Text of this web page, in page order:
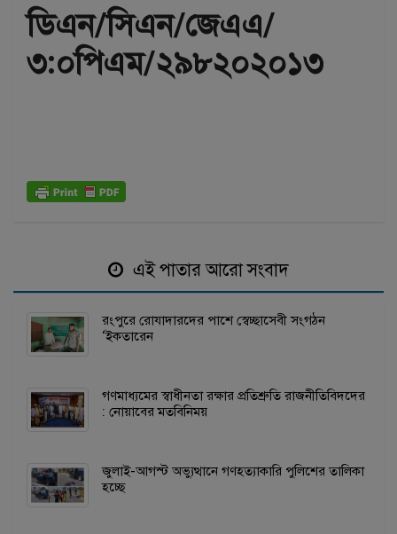
ডিএন/সিএন/জেএএ/
৩:০পিএম/২৯৮২০২০১৩
এই পাতার আরো সংবাদ
রংপুরে রোযাদারদের পাশে স্বেচ্ছাসেবী সংগঠন
‘ইকতারেন
গণমাধ্যমের স্বাধীনতা রক্ষার প্রতিশ্রুতি রাজনীতিবিদদের
: নোয়াবের মতবিনিময়
জুলাই-আগস্ট অভ্যুত্থানে গণহত্যাকারি পুলিশের তালিকা
হচ্ছে